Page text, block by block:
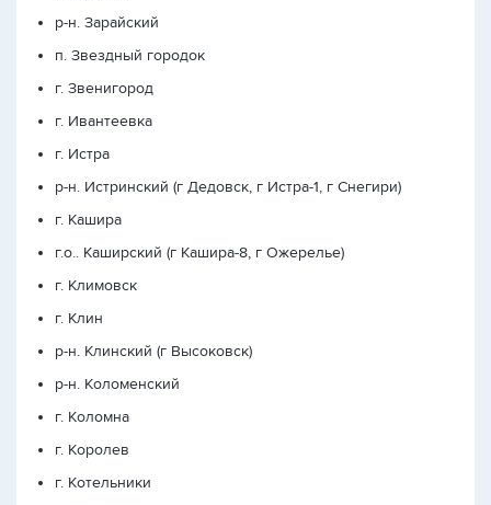
р-н. Зарайский
п. Звездный городок
г. Звенигород
г. Ивантеевка
г. Истра
р-н. Истринский (г Дедовск, г Истра-1, г Снегири)
г. Кашира
г.о.. Каширский (г Кашира-8, г Ожерелье)
г. Климовск
г. Клин
р-н. Клинский (г Высоковск)
р-н. Коломенский
г. Коломна
г. Королев
г. Котельники